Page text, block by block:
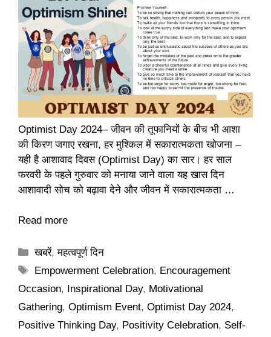
Optimist Day 2024– जीवन की तूफानियों के बीच भी आशा
की किरण जगाए रखना, हर मुश्किल में सकारात्मकता खोजना –
यही है आशावाद दिवस (Optimist Day) का सार। हर साल
फरवरी के पहले गुरुवार को मनाया जाने वाला यह खास दिन
आशावादी सोच को बढ़ावा देने और जीवन में सकारात्मकता …
Read more
Categories
खबरें,महत्वपूर्ण दिन
Tags
Empowerment Celebration, Encouragement
Occasion, Inspirational Day, Motivational
Gathering, Optimism Event, Optimist Day 2024,
Positive Thinking Day, Positivity Celebration, Self-